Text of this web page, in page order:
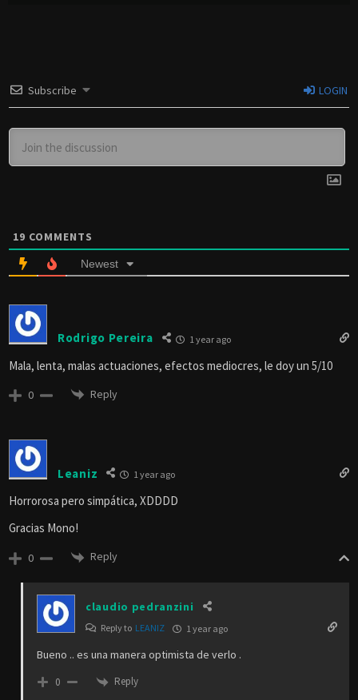
Subscribe LOGIN
19 COMMENTS
Newest
Rodrigo Pereira 1 year ago
Mala, lenta, malas actuaciones, efectos mediocres, le doy un 5/10
0 Reply
Leaniz 1 year ago
Horrorosa pero simpática, XDDDD
Gracias Mono!
0 Reply
claudio pedranzini
Reply to LEANIZ 1 year ago
Bueno .. es una manera optimista de verlo .
0 Reply